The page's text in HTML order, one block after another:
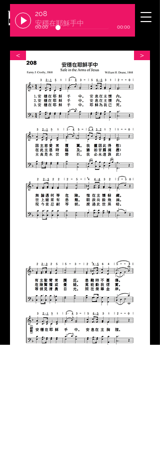
​臺北基督徒聚會處
208
安穩在耶穌手中
00:00 00:00
＜ ＞